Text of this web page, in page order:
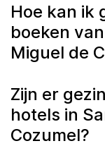
Hoe kan ik
boeken
Miguel de
Zijn er
hotels in
Cozumel?